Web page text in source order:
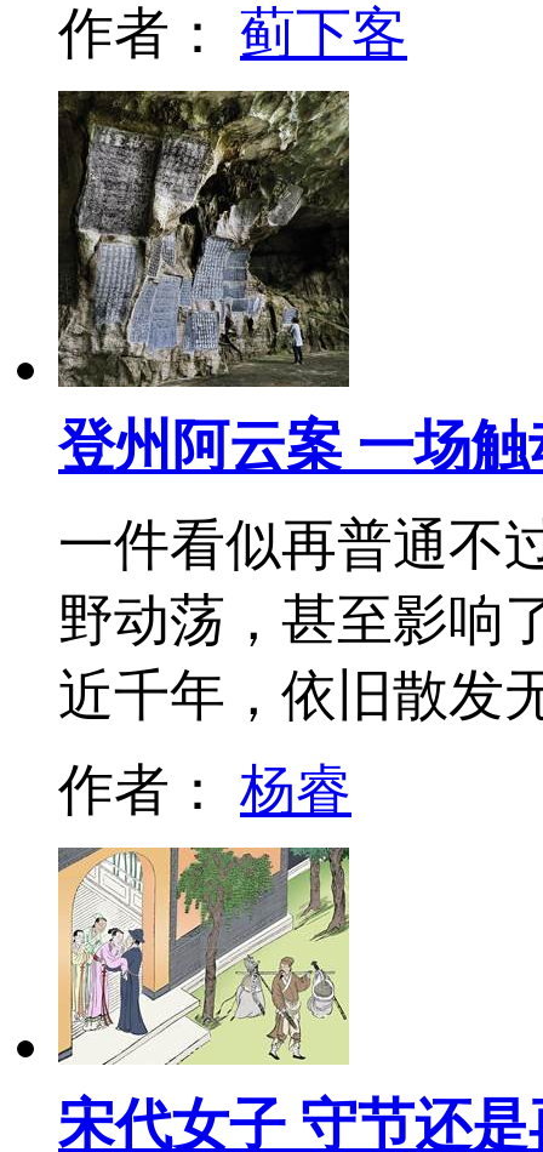
作者： 蓟下客
登州阿云案 一场
一件看似再普通不
野动荡，甚至影响
近千年，依旧散发
作者： 杨睿
宋代女子 守节还